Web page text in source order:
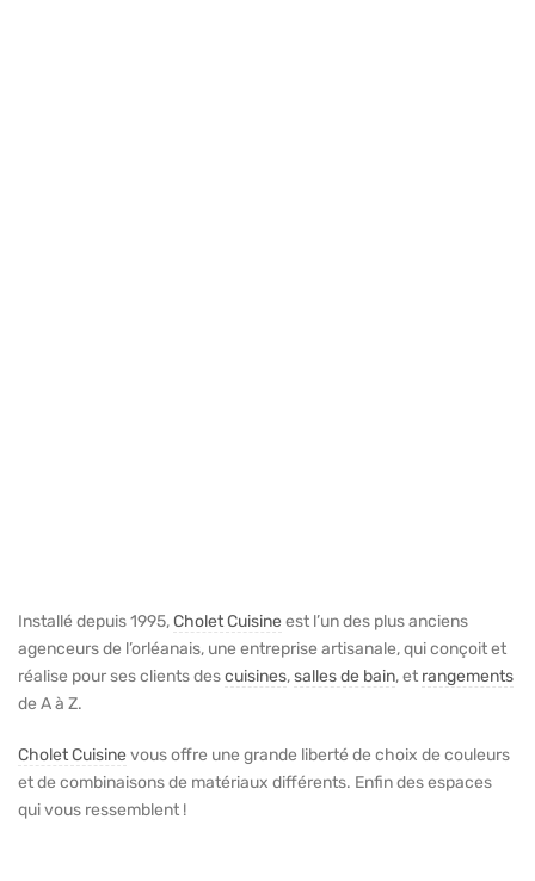
Installé depuis 1995,Cholet Cuisine est l’un des plus anciens
agenceurs de l’orléanais, une entreprise artisanale, qui conçoit et
réalise pour ses clients descuisines,salles de bain, et rangements
de A à Z.
Cholet Cuisine vous offre une grande liberté de choix de couleurs
et de combinaisons de matériaux différents. Enfin des espaces
qui vous ressemblent !